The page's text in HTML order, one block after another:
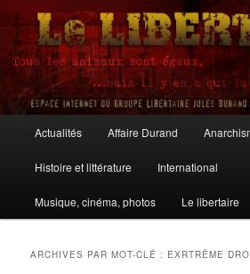
Aller
contenu
principal
Aller
contenu
secondaire
Le Libertaire
principal
Actualités Affaire Durand
Histoire et littérature International
Musique, cinéma, photos Le libertaire
ARCHIVES PAR MOT-CLÉ : EXRTRÊME